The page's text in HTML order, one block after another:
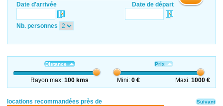
Date d'arrivée Date de départ
Nb. personnes
Distance
Rayon max:100 kms
Prix
Mini:0 € Maxi: 1000 €
locations recommandées près de
Suivant